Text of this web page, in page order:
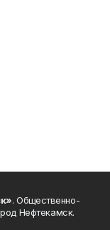
. Общественно-
Нефтекамск.